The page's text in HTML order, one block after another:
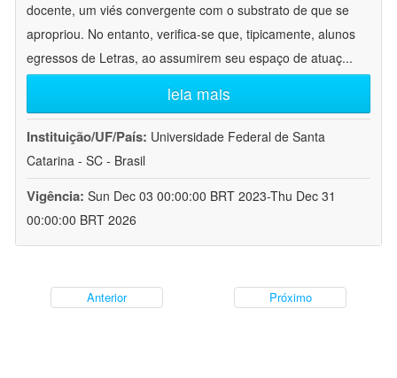
docente, um viés convergente com o substrato de que se
apropriou. No entanto, verifica-se que, tipicamente, alunos
egressos de Letras, ao assumirem seu espaço de atuaç...
leia mais
Instituição/UF/País: Universidade Federal de Santa
Catarina - SC - Brasil
Vigência: Sun Dec 03 00:00:00 BRT 2023-Thu Dec 31
00:00:00 BRT 2026
Anterior Próximo